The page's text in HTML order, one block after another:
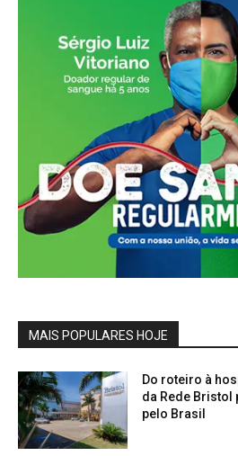
MAIS POPULARES HOJE
Do roteiro à
da Rede Bristol
pelo Brasil